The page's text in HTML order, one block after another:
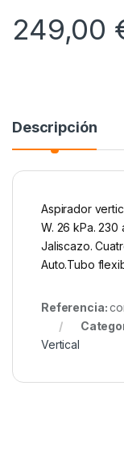
249,00
Descripción
Aspirador
W. 26 kPa. 230
Jaliscazo.
Auto.Tubo
Referencia:
Vertical